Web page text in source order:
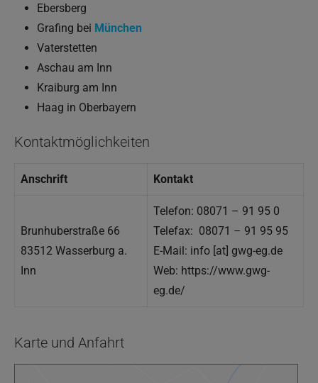
Ebersberg
Grafing bei München
Vaterstetten
Aschau am Inn
Kraiburg am Inn
Haag in Oberbayern
Kontaktmöglichkeiten
Anschrift Kontakt
Brunhuberstraße 66
83512 Wasserburg a.
Inn
Telefon: 08071 – 91 95 0
Telefax: 08071 – 91 95 95
E-Mail: info [at] gwg-eg.de
Web: https://www.gwg-
eg.de/
Karte und Anfahrt